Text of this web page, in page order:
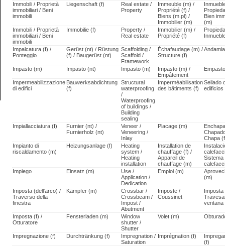
Immobili / Proprietà
immobiliari / Beni
immobili
Liegenschaft (f)
Real estate /
Property
Immeuble (m) /
Propriété (f) /
Biens (m.pl) /
Immobilier (m)
Bien
(m)
Immobili / Proprietà
immobiliari / Beni
immobili
Immobilie (f)
Property /
Real estate
Immobilier (m) /
Propriété (f)
Impalcatura (f) /
Ponteggio
Gerüst (nt) / Rüstung
(f) / Baugerüst (nt)
Scaffolding /
Scaffold /
Framework
Échafaudage (m) /
Structure (f)
Impasto (m) Impasto (nt) Impasto (m)
Impasto (m) /
Empâtement
Impermeabilizzazione
di edifici
Bauwerksabdichtung
(f)
Structural
waterproofing
/
Waterproofing
of buildings /
Building
sealing
Imperméabilisation
des bâtiments (f)
Sellado
edificios
Impiallacciatura (f)
Furnier (nt) /
Furnierholz (nt)
Veneer /
Veneering /
Inlay
Placage (m)
Chapa
Impianto di
riscaldamento (m)
Heizungsanlage (f)
Heating
system /
Heating
installation
Installation de
chauffage (f) /
Appareil de
chauffage (m)
Sistema
Impiego
Einsatz (m)
Use /
Application /
Dedication
Emploi (m)
(m)
Imposta (dell'arco) /
Traverso della
finestra
Kämpfer (m)
Crossbar /
Crossbeam /
Impost /
Abutment
Imposte /
Coussinet
Imposta
ventana
Imposta (f) /
Otturatore
Fensterladen (m)
Window
shutter /
Shutter
Volet (m)
Impregnazione (f) Durchtränkung (f)
Impregnation /
Saturation
Imprégnation (f)
(f)